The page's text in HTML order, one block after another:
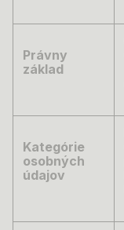
Právny
základ
Kategórie
osobných
údajov